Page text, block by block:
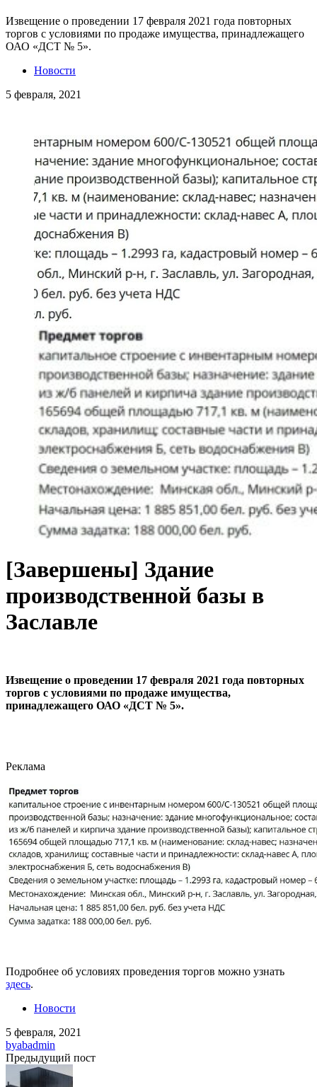
Извещение о проведении 17 февраля 2021 года повторных
торгов с условиями по продаже имущества, принадлежащего
ОАО «ДСТ № 5».
Новости
5 февраля, 2021
[Завершены] Здание
производственной базы в
Заславле
Извещение о проведении 17 февраля 2021 года повторных
торгов с условиями по продаже имущества,
принадлежащего ОАО «ДСТ № 5».
Реклама
Подробнее об условиях проведения торгов можно узнать
здесь.
Новости
5 февраля, 2021
byabadmin
Предыдущий пост